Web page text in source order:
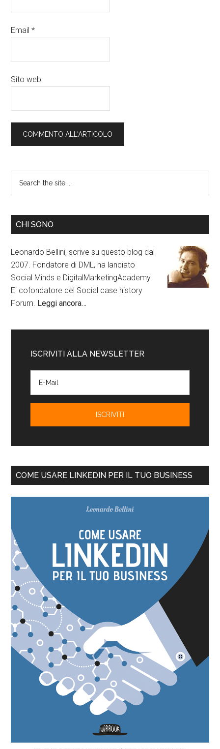
Email*
Sito web
CHI SONO
Leonardo Bellini, scrive su questo blog dal
2007. Fondatore di DML, ha lanciato
Social Minds e DigitalMarketingAcademy.
E' cofondatore del Social case history
Forum. Leggi ancora…
ISCRIVITI ALLA NEWSLETTER
COME USARE LINKEDIN PER IL TUO BUSINESS